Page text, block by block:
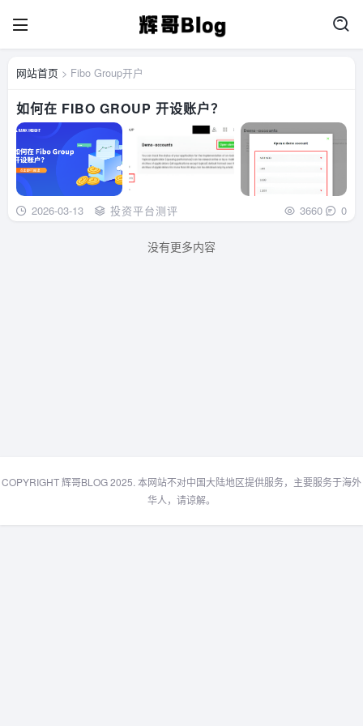
网站首页 > Fibo Group开户
如何在 FIBO GROUP 开设账户？
2026-03-13 投资平台测评 3660 0
没有更多内容
COPYRIGHT 辉哥BLOG 2025. 本网站不对中国大陆地区提供服务，主要服务于海外
华人，请谅解。